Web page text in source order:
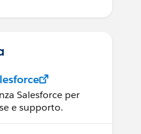
Salesforce per
e supporto.